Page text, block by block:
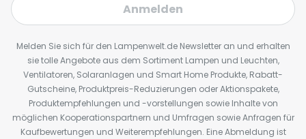
Anmelden
Melden Sie sich für den Lampenwelt.de Newsletter an und erhalten
sie tolle Angebote aus dem Sortiment Lampen und Leuchten,
Ventilatoren, Solaranlagen und Smart Home Produkte, Rabatt-
Gutscheine, Produktpreis-Reduzierungen oder Aktionspakete,
Produktempfehlungen und -vorstellungen sowie Inhalte von
möglichen Kooperationspartnern und Umfragen sowie Anfragen für
Kaufbewertungen und Weiterempfehlungen. Eine Abmeldung ist